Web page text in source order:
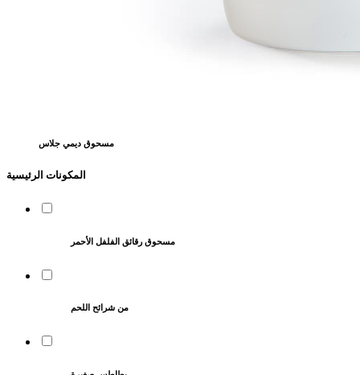
مسحوق ديمي جلاس
المكونات الرئيسية
مسحوق رقائق الفلفل الأحمر
من شرائح اللحم